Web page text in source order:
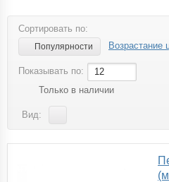
Сортировать по:
Популярности Возрастание
Показывать по:
12
Только в наличии
Вид: